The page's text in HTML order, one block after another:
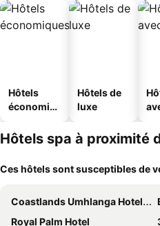
Hôtels
économiq
Hôtels de
luxe
Hôtels spa à proximité
Ces hôtels sont susceptibles de
Coastlands Umhlanga Hotel and Convention Centre
Royal Palm Hotel